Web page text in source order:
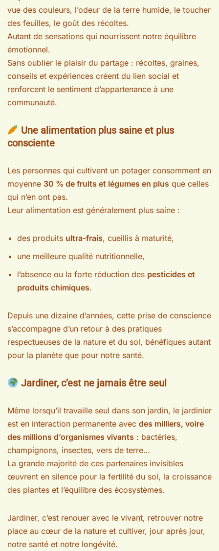
vue des couleurs, l’odeur de la terre humide, le toucher
des feuilles, le goût des récoltes.
Autant de sensations qui nourrissent notre équilibre
émotionnel.
Sans oublier le plaisir du partage : récoltes, graines,
conseils et expériences créent du lien social et
renforcent le sentiment d’appartenance à une
communauté.
Une alimentation plus saine et plus
consciente
Les personnes qui cultivent un potager consomment en
moyenne 30 % de fruits et légumes en plus que celles
qui n’en ont pas.
Leur alimentation est généralement plus saine :
des produits ultra-frais, cueillis à maturité,
une meilleure qualité nutritionnelle,
l’absence ou la forte réduction des pesticides et
produits chimiques.
Depuis une dizaine d’années, cette prise de conscience
s’accompagne d’un retour à des pratiques
respectueuses de la nature et du sol, bénéfiques autant
pour la planète que pour notre santé.
Jardiner, c’est ne jamais être seul
Même lorsqu’il travaille seul dans son jardin, le jardinier
est en interaction permanente avec des milliers, voire
des millions d’organismes vivants : bactéries,
champignons, insectes, vers de terre…
La grande majorité de ces partenaires invisibles
œuvrent en silence pour la fertilité du sol, la croissance
des plantes et l’équilibre des écosystèmes.
Jardiner, c’est renouer avec le vivant, retrouver notre
place au cœur de la nature et cultiver, jour après jour,
notre santé et notre longévité.